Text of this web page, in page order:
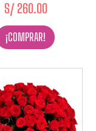
S/260.00
¡COMPRAR!